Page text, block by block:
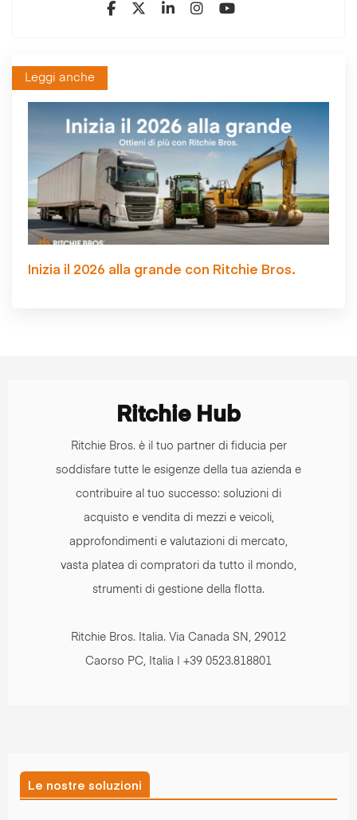
Leggi anche
Inizia il 2026 alla grande con Ritchie Bros.
Ritchie Hub
Ritchie Bros. è il tuo partner di fiducia per
soddisfare tutte le esigenze della tua azienda e
contribuire al tuo successo: soluzioni di
acquisto e vendita di mezzi e veicoli,
approfondimenti e valutazioni di mercato,
vasta platea di compratori da tutto il mondo,
strumenti di gestione della flotta.
Ritchie Bros. Italia. Via Canada SN, 29012
Caorso PC, Italia | +39 0523.818801
Le nostre soluzioni